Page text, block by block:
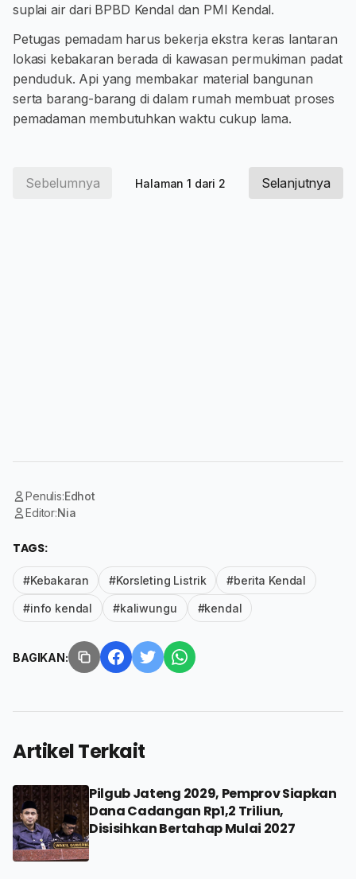
suplai air dari BPBD Kendal dan PMI Kendal.
Petugas pemadam harus bekerja ekstra keras lantaran
lokasi kebakaran berada di kawasan permukiman padat
penduduk. Api yang membakar material bangunan
serta barang-barang di dalam rumah membuat proses
pemadaman membutuhkan waktu cukup lama.
Sebelumnya Halaman 1 dari 2 Selanjutnya
Penulis:Edhot
Editor:Nia
TAGS:
#Kebakaran #Korsleting Listrik #berita Kendal
#info kendal #kaliwungu #kendal
BAGIKAN:
Artikel Terkait
Pilgub Jateng 2029, Pemprov Siapkan
Dana Cadangan Rp1,2 Triliun,
Disisihkan Bertahap Mulai 2027